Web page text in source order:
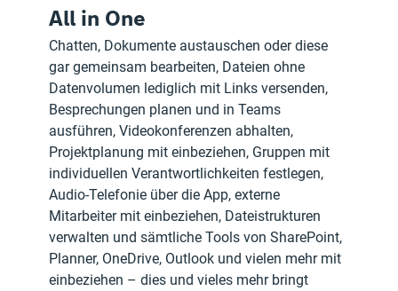
All in One
Chatten, Dokumente austauschen oder diese
gar gemeinsam bearbeiten, Dateien ohne
Datenvolumen lediglich mit Links versenden,
Besprechungen planen und in Teams
ausführen, Videokonferenzen abhalten,
Projektplanung mit einbeziehen, Gruppen mit
individuellen Verantwortlichkeiten festlegen,
Audio-Telefonie über die App, externe
Mitarbeiter mit einbeziehen, Dateistrukturen
verwalten und sämtliche Tools von SharePoint,
Planner, OneDrive, Outlook und vielen mehr mit
einbeziehen – dies und vieles mehr bringt